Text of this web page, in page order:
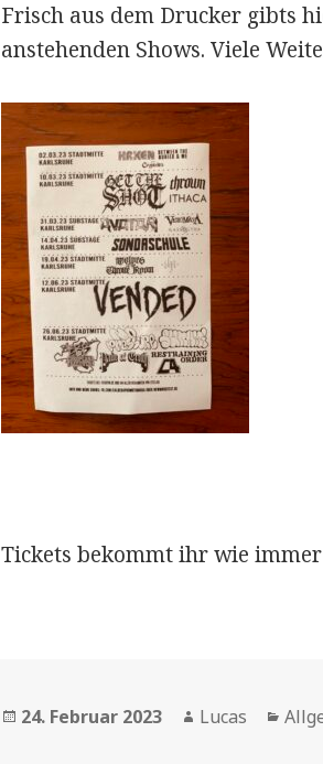
Frisch aus dem Drucker gibts
anstehenden Shows. Viele
Tickets bekommt ihr wie
Veröffentlicht
24. Februar 2023 Autor
Lucas